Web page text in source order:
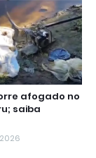
afogado no
saiba